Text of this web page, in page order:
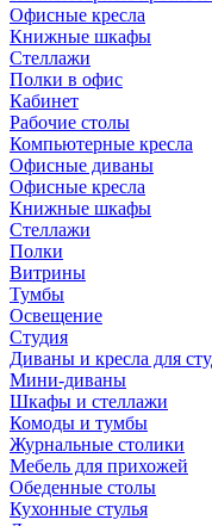
Офисные кресла
Книжные шкафы
Стеллажи
Полки в офис
Кабинет
Рабочие столы
Компьютерные кресла
Офисные диваны
Офисные кресла
Книжные шкафы
Стеллажи
Полки
Витрины
Тумбы
Освещение
Студия
Диваны и кресла для
Мини-диваны
Шкафы и стеллажи
Комоды и тумбы
Журнальные столики
Мебель для прихожей
Обеденные столы
Кухонные стулья